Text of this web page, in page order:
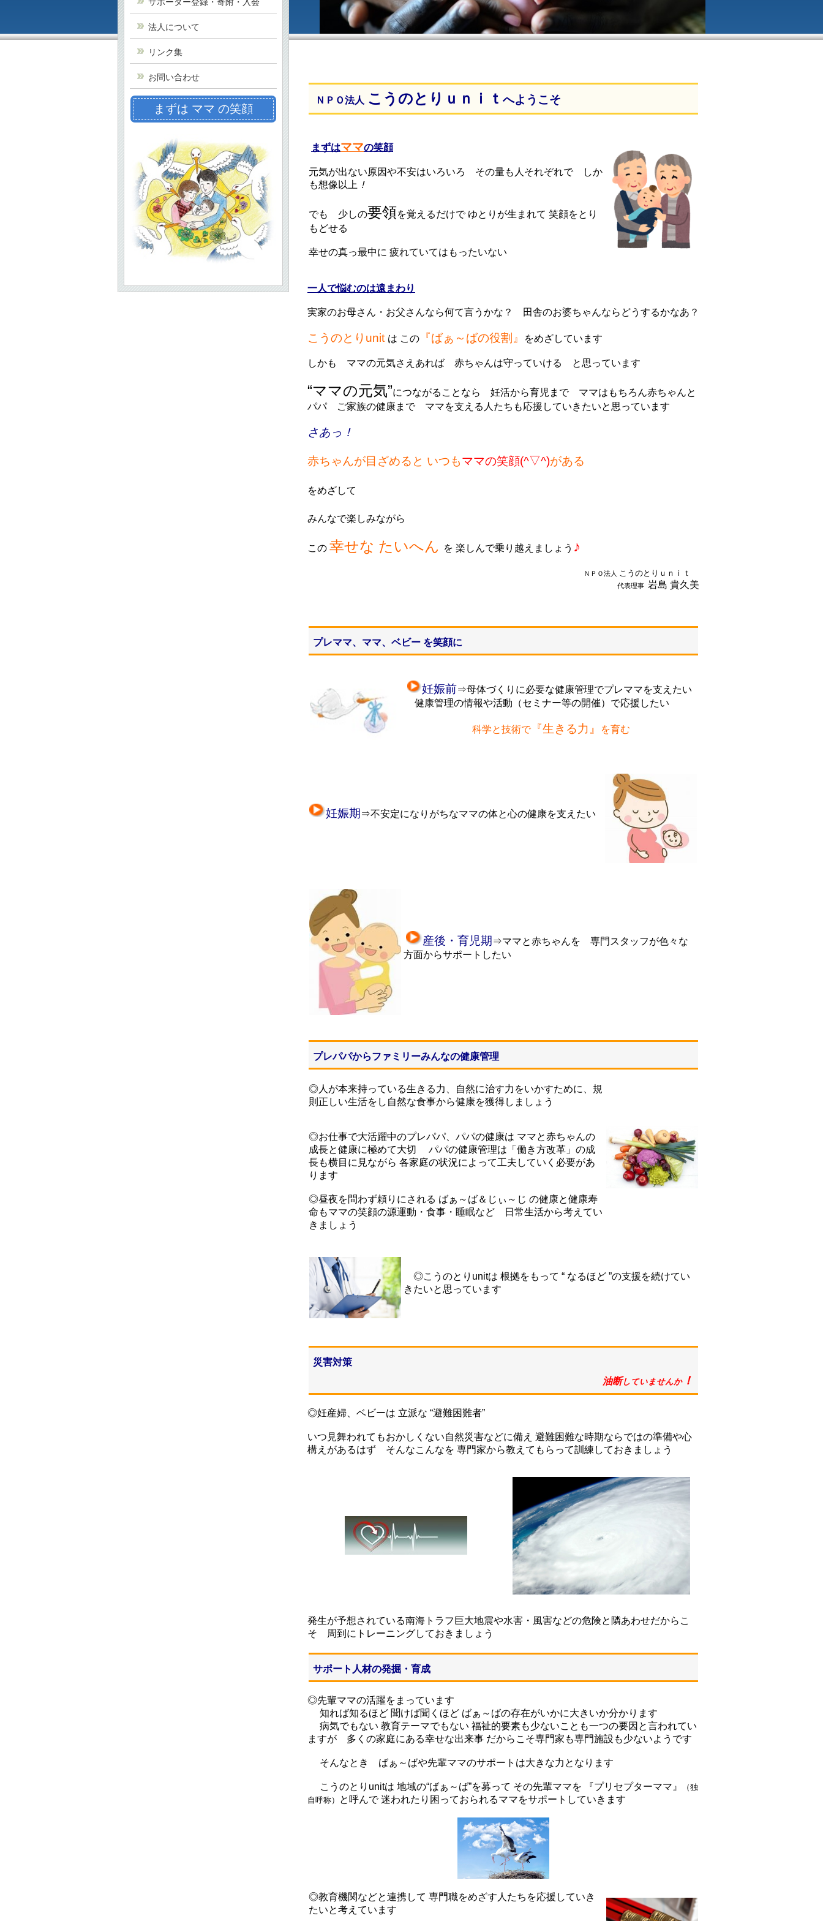
ＮＰＯ法人 こうのとりｕｎｉｔ へようこそ
まずはママの笑顔
元気が出ない原因や不安はいろいろ その量も人それぞれで しか
も想像以上 ！
でも 少しの要領を覚えるだけで ゆとりが生まれて 笑顔をとり
もどせる
幸せの真っ最中に 疲れていてはもったいない
一人で悩むのは遠まわり
実家のお母さん・お父さんなら何て言うかな？ 田舎のお婆ちゃんならどうするかなあ？
こうのとりunit は この 『ばぁ～ばの役割』 をめざしています
しかも ママの元気さえあれば 赤ちゃんは守っていける と思っています
“ママの元気”につながることなら 妊活から育児まで ママはもちろん赤ちゃんと
パパ ご家族の健康まで ママを支える人たちも応援していきたいと思っています
さあっ！
赤ちゃんが目ざめると いつもママの笑顔(^▽^)がある
をめざして
みんなで楽しみながら
この 幸せな たいへん を 楽しんで乗り越えましょう ♪
ＮＰＯ法人 こうのとり ｕｎｉｔ
代表理事 岩島 貴久美
プレママ、ママ、ベビー を笑顔に
妊娠前⇒母体づくりに必要な健康管理でプレママを支えたい
健康管理の情報や活動（セミナー等の開催）で応援したい
科学と技術で『生きる力』 を育む
妊娠期 ⇒不安定になりがちなママの体と心の健康を支えたい
産後・育児期 ⇒ママと赤ちゃんを 専門スタッフが色々な
方面からサポートしたい
プレパパからファミリーみんなの健康管理
◎人が本来持っている生きる力、自然に治す力をいかすために、規
則正しい生活をし 自然な食事から健康を獲得しましょう
◎お仕事で大活躍中のプレパパ、パパの健康は ママと赤ちゃんの
成長と健康に極めて大切 パパの健康管理は「働き方改革」の成
長も横目に見ながら 各家庭の状況によって工夫していく必要があ
ります
◎昼夜を問わず頼りにされる ばぁ～ば＆じぃ～じ の健康と健康寿
命もママの笑顔の源運動・食事・睡眠など 日常生活から考えてい
きましょう
◎こうのとりunitは 根拠をもって “ なるほど ”の支援を続けてい
きたいと思っています
災害対策
油断していませんか！
◎妊産婦、ベビーは 立派な “避難困難者”
いつ見舞われてもおかしくない自然災害などに備え 避難困難な時期ならではの準備や心
構えがあるはず そんなこんなを 専門家から教えてもらって訓練しておきましょう
発生が予想されている南海トラフ巨大地震や水害・ 風害などの危険と隣あわせだからこ
そ 周到にトレーニングしておきましょう
サポート人材の発掘・育成
◎先輩ママの活躍をまっています
知れば知るほど 聞けば聞くほど ばぁ～ばの存在がいかに大きいか分かります
病気でもない 教育テーマでもない 福祉的要素も少ないことも一つの要因と言われてい
ますが 多くの家庭にある幸せな出来事 だからこそ専門家も専門施設も少ないようです
そんなとき ばぁ～ばや先輩ママのサポートは大きな力となります
こうのとりunitは 地域の“ばぁ～ば”を募って その先輩ママを 『プリセプターママ』
（独
自呼称） と呼んで迷われたり困っておられるママをサポートしていきます
◎教育機関などと連携して 専門職をめざす人たちを応援していき
たいと考えています
法人について
リンク集
お問い合わせ
まずは ママ の笑顔